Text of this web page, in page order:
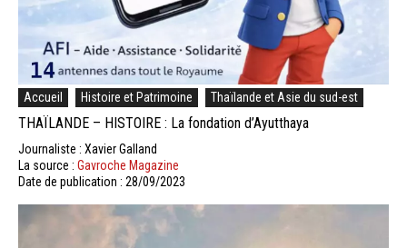
Accueil Histoire et Patrimoine Thaïlande et Asie du sud-est
THAÏLANDE – HISTOIRE : La fondation d’Ayutthaya
Journaliste : Xavier Galland
La source : Gavroche Magazine
Date de publication : 28/09/2023